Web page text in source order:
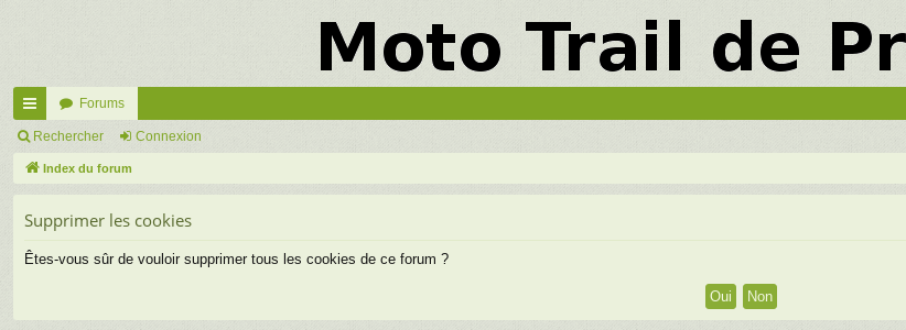
cc
ès
de
Forums
Rechercher Connexion
Index du forum
Supprimer les cookies
Êtes-vous sûr de vouloir supprimer tous les cookies de ce forum ?